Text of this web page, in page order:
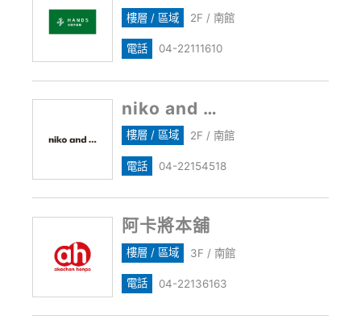
樓層 / 區域 2F / 南館
電話 04-22111610
niko and …
樓層 / 區域 2F / 南館
電話 04-22154518
阿卡將本舖
樓層 / 區域 3F / 南館
電話 04-22136163